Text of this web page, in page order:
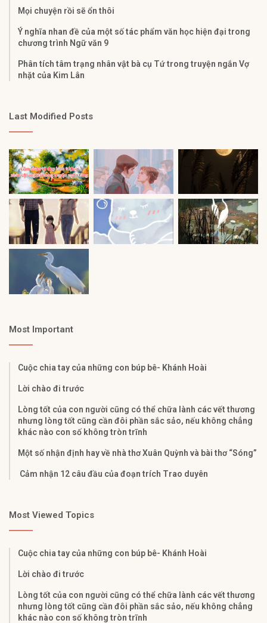
Mọi chuyện rồi sẽ ổn thôi
Ý nghĩa nhan đề của một số tác phẩm văn học hiện đại trong
chương trình Ngữ văn 9
Phân tích tâm trạng nhân vật bà cụ Tứ trong truyện ngắn Vợ
nhặt của Kim Lân
Last Modified Posts
Most Important
Cuộc chia tay của những con búp bê- Khánh Hoài
Lời chào đi trước
Lòng tốt của con người cũng có thể chữa lành các vết thương
nhưng lòng tốt cũng cần đôi phần sắc sảo, nếu không chẳng
khác nào con số không tròn trĩnh
Một số nhận định hay về nhà thơ Xuân Quỳnh và bài thơ “Sóng”
Cảm nhận 12 câu đầu của đoạn trích Trao duyên
Most Viewed Topics
Cuộc chia tay của những con búp bê- Khánh Hoài
Lời chào đi trước
Lòng tốt của con người cũng có thể chữa lành các vết thương
nhưng lòng tốt cũng cần đôi phần sắc sảo, nếu không chẳng
khác nào con số không tròn trĩnh